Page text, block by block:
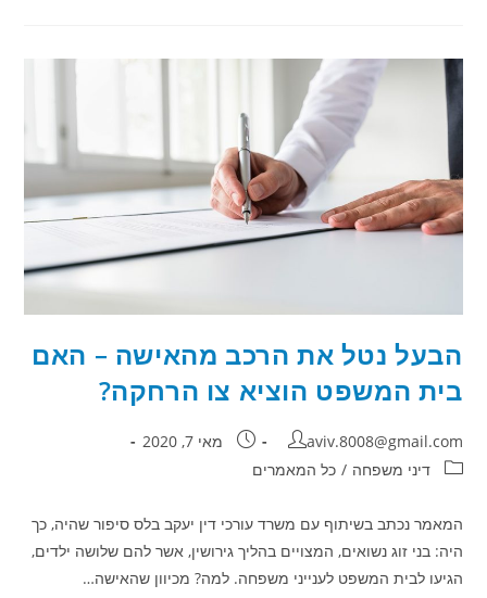
וילדיו
ישובו
להתגורר
–
מה
קבע
בית
המשפט?
הבעל נטל את הרכב מהאישה – האם
בית המשפט הוציא צו הרחקה?
מחבר:
aviv.8008@gmail.com פורסם:מאי 7, 2020
קטגוריה:דיני משפחה / כל המאמרים
המאמר נכתב בשיתוף עם משרד עורכי דין יעקב בלס סיפור שהיה, כך
היה: בני זוג נשואים, המצויים בהליך גירושין, אשר להם שלושה ילדים,
הגיעו לבית המשפט לענייני משפחה. למה? מכיוון שהאישה…